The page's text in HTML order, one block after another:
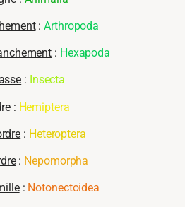
:Arthropoda
: Hexapoda
: Insecta
: Hemiptera
: Heteroptera
: Nepomorpha
: Notonectoidea